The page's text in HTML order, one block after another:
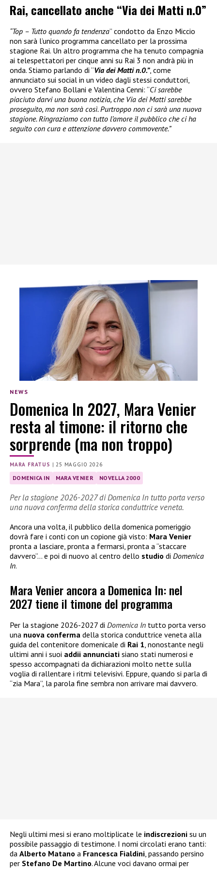
Rai, cancellato anche “Via dei Matti n.0”
“Top – Tutto quando fa tendenza” condotto da Enzo Miccio
non sarà l’unico programma cancellato per la prossima
stagione Rai. Un altro programma che ha tenuto compagnia
ai telespettatori per cinque anni su Rai 3 non andrà più in
onda. Stiamo parlando di “Via dei Matti n.0.”, come
annunciato sui social in un video dagli stessi conduttori,
ovvero Stefano Bollani e Valentina Cenni: “Ci sarebbe
piaciuto darvi una buona notizia, che Via dei Matti sarebbe
proseguito, ma non sarà così. Purtroppo non ci sarà una nuova
stagione. Ringraziamo con tutto l’amore il pubblico che ci ha
seguito con cura e attenzione davvero commovente.”
NEWS
Domenica In 2027, Mara Venier
resta al timone: il ritorno che
sorprende (ma non troppo)
MARA FRATUS |25 MAGGIO 2026
DOMENICA IN MARA VENIER NOVELLA 2000
Per la stagione 2026-2027 di Domenica In tutto porta verso
una nuova conferma della storica conduttrice veneta.
Ancora una volta, il pubblico della domenica pomeriggio
dovrà fare i conti con un copione già visto: Mara Venier
pronta a lasciare, pronta a fermarsi, pronta a “staccare
davvero”… e poi di nuovo al centro dello studio di Domenica
In.
Mara Venier ancora a Domenica In: nel
2027 tiene il timone del programma
Per la stagione 2026-2027 di Domenica In tutto porta verso
una nuova conferma della storica conduttrice veneta alla
guida del contenitore domenicale di Rai 1, nonostante negli
ultimi anni i suoi addii annunciati siano stati numerosi e
spesso accompagnati da dichiarazioni molto nette sulla
voglia di rallentare i ritmi televisivi. Eppure, quando si parla di
“zia Mara”, la parola fine sembra non arrivare mai davvero.
Negli ultimi mesi si erano moltiplicate le indiscrezioni su un
possibile passaggio di testimone. I nomi circolati erano tanti:
da Alberto Matano a Francesca Fialdini, passando persino
per Stefano De Martino. Alcune voci davano ormai per